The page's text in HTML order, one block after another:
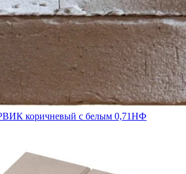
коричневый с белым 0,71НФ